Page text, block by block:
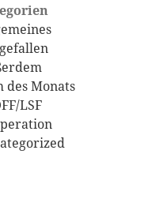
des Monats
LSF